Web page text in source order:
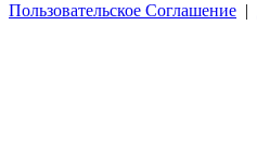
Пользовательское Соглашение |